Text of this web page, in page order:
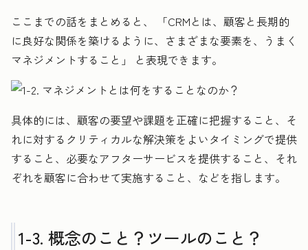
ここまでの話をまとめると、 「CRMとは、顧客と長期的
に良好な関係を築けるように、さまざまな要素を、うまく
マネジメントすること」 と表現できます。
具体的には、顧客の要望や課題を正確に把握すること、そ
れに対するクリティカルな解決策をよいタイミングで提供
すること、必要なアフターサービスを提供すること、それ
ぞれを顧客に合わせて実施すること、などを指します。
1-3. 概念のこと？ツールのこと？